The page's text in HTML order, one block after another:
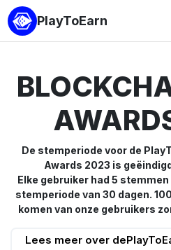
PlayToEarn
De stemperiode voor de
Awards 2023 is
Elke gebruiker had 5
stemperiode van 30 dagen.
komen van onze gebruikers
Lees meer over